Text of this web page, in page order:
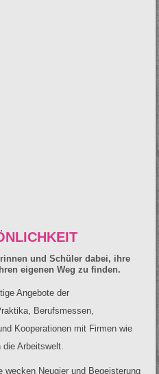
und Schüler dabei, ihre
eigenen Weg zu finden.
Angebote der
Berufsmessen,
Kooperationen mit Firmen wie
die Arbeitswelt.
wecken Neugier und Begeisterung